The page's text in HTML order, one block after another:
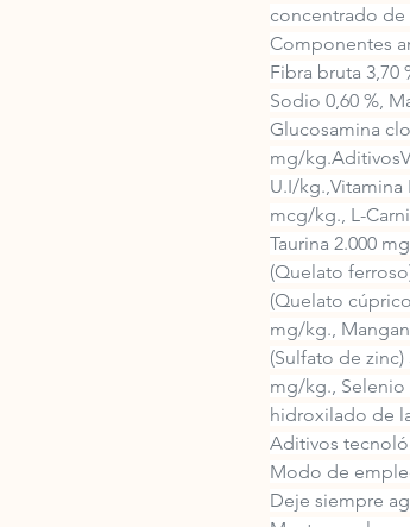
concentrado
Componentes
Fibra bruta 3,70
Sodio 0,60 %,
Glucosamina
mg/
U.I/kg.,Vitamina
mcg/kg., L-
Taurina 2.000
(Quelato
(Quelato
mg/kg.,
(Sulfato de
mg/kg., Selenio
hidroxilado de
Aditivos
Modo de
Deje siempre